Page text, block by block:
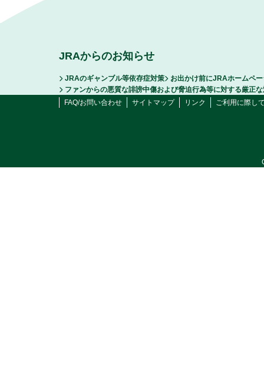
JRAからのお知らせ
JRAのギャンブル等依存症対策
お出かけ前にJRAホームペ
ファンからの悪質な誹謗中傷および脅迫行為等に対する厳正
FAQ/お問い合わせ
サイトマップ リンク ご利用に際し